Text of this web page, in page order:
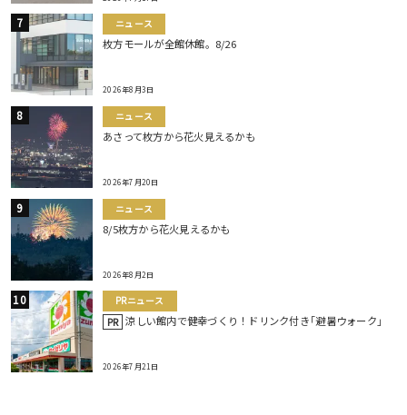
ニュース
枚方モールが全館休館。8/26
2026年8月3日
ニュース
あさって枚方から花火見えるかも
2026年7月20日
ニュース
8/5枚方から花火見えるかも
2026年8月2日
PRニュース
PR 涼しい館内で健幸づくり！ドリンク付き｢避暑ウォーク｣
2026年7月21日